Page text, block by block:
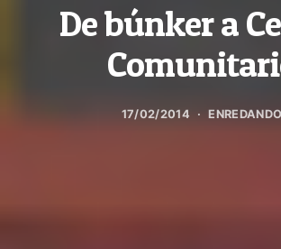
De búnker a
17/02/2014 ENREDANDO